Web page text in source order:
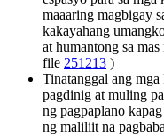
maaaring magbigay
kakayahang
at humantong sa
file 251213 )
Tinatanggal ang
pagdinig at muling
ng pagpaplano
ng maliliit na